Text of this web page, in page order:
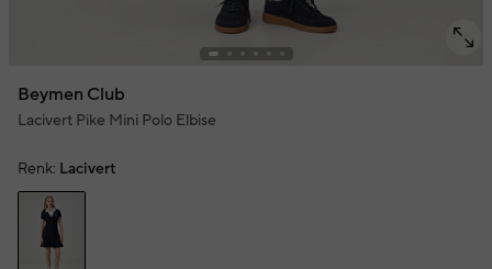
Beymen Club
Lacivert Pike Mini Polo Elbise
Renk: Lacivert